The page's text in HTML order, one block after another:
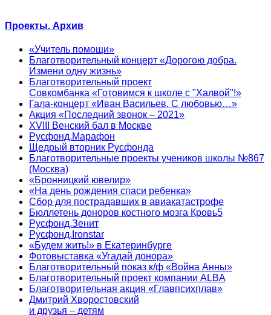
Проекты. Архив
«Учитель помощи»
Благотворительный концерт «Дорогою добра.
Измени одну жизнь»
Благотворительный проект
Совкомбанка «Готовимся к школе с "Халвой"!»
Гала-концерт «Иван Васильев. С любовью…»
Акция «Последний звонок – 2021»
XVIII Венский бал в Москве
Русфонд.Марафон
Щедрый вторник Русфонда
Благотворительные проекты учеников школы №867
(Москва)
«Бронницкий ювелир»
«На день рождения спаси ребенка»
Сбор для пострадавших в авиакатастрофе
Бюллетень доноров костного мозга Кровь5
Русфонд.Зенит
Русфонд.Ironstar
«Будем жить!» в Екатеринбурге
Фотовыставка «Угадай донора»
Благотворительный показ к/ф «Война Анны»
Благотворительный проект компании ALBA
Благотворительная акция «Главпсихплав»
Дмитрий Хворостовский
и друзья – детям